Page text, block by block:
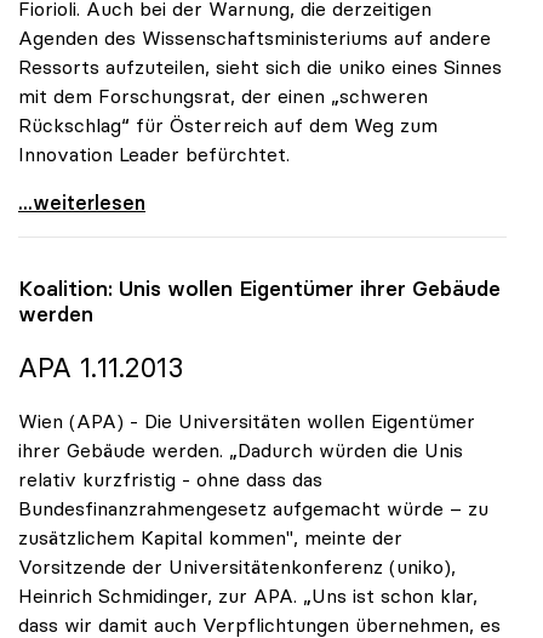
Fiorioli. Auch bei der Warnung, die derzeitigen
Agenden des Wissenschaftsministeriums auf andere
Ressorts aufzuteilen, sieht sich die uniko eines Sinnes
mit dem Forschungsrat, der einen „schweren
Rückschlag“ für Österreich auf dem Weg zum
Innovation Leader befürchtet.
uniko begrüsst Initiative des Forschungsrats für
...weiterlesen
Koalition: Unis wollen Eigentümer ihrer Gebäude
werden
APA 1.11.2013
Wien (APA) - Die Universitäten wollen Eigentümer
ihrer Gebäude werden. „Dadurch würden die Unis
relativ kurzfristig - ohne dass das
Bundesfinanzrahmengesetz aufgemacht würde – zu
zusätzlichem Kapital kommen", meinte der
Vorsitzende der Universitätenkonferenz (uniko),
Heinrich Schmidinger, zur APA. „Uns ist schon klar,
dass wir damit auch Verpflichtungen übernehmen, es